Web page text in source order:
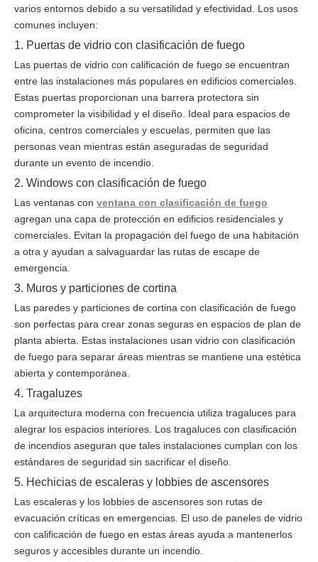
varios entornos debido a su versatilidad y efectividad. Los usos
comunes incluyen:
1. Puertas de vidrio con clasificación de fuego
Las puertas de vidrio con calificación de fuego se encuentran
entre las instalaciones más populares en edificios comerciales.
Estas puertas proporcionan una barrera protectora sin
comprometer la visibilidad y el diseño. Ideal para espacios de
oficina, centros comerciales y escuelas, permiten que las
personas vean mientras están aseguradas de seguridad
durante un evento de incendio.
2. Windows con clasificación de fuego
Las ventanas con ventana con clasificación de fuego
agregan una capa de protección en edificios residenciales y
comerciales. Evitan la propagación del fuego de una habitación
a otra y ayudan a salvaguardar las rutas de escape de
emergencia.
3. Muros y particiones de cortina
Las paredes y particiones de cortina con clasificación de fuego
son perfectas para crear zonas seguras en espacios de plan de
planta abierta. Estas instalaciones usan vidrio con clasificación
de fuego para separar áreas mientras se mantiene una estética
abierta y contemporánea.
4. Tragaluzes
La arquitectura moderna con frecuencia utiliza tragaluces para
alegrar los espacios interiores. Los tragaluces con clasificación
de incendios aseguran que tales instalaciones cumplan con los
estándares de seguridad sin sacrificar el diseño.
5. Hechicias de escaleras y lobbies de ascensores
Las escaleras y los lobbies de ascensores son rutas de
evacuación críticas en emergencias. El uso de paneles de vidrio
con calificación de fuego en estas áreas ayuda a mantenerlos
seguros y accesibles durante un incendio.